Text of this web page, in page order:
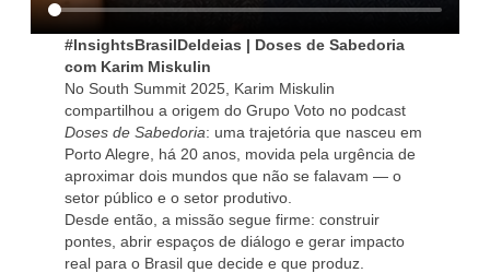
#InsightsBrasilDeIdeias | Doses de Sabedoria
com Karim Miskulin
No South Summit 2025, Karim Miskulin
compartilhou a origem do Grupo Voto no podcast
Doses de Sabedoria: uma trajetória que nasceu em
Porto Alegre, há 20 anos, movida pela urgência de
aproximar dois mundos que não se falavam — o
setor público e o setor produtivo.
Desde então, a missão segue firme: construir
pontes, abrir espaços de diálogo e gerar impacto
real para o Brasil que decide e que produz.